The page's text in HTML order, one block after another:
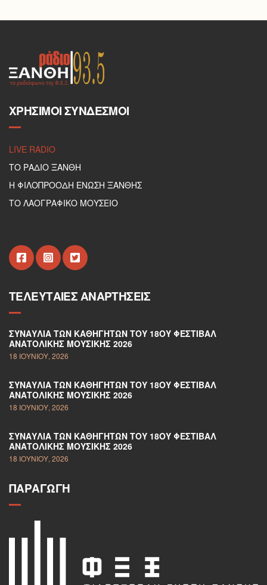
ΧΡΉΣΙΜΟΙ ΣΎΝΔΕΣΜΟΙ
LIVE RADIO
ΤΟ ΡΑΔΙΟ ΞΑΝΘΗ
Η ΦΙΛΟΠΡΟΟΔΗ ΕΝΩΣΗ ΞΑΝΘΗΣ
ΤΟ ΛΑΟΓΡΑΦΙΚΟ ΜΟΥΣΕΙΟ
ΤΕΛΕΥΤΑΊΕΣ ΑΝΑΡΤΉΣΕΙΣ
ΣΥΝΑΥΛΊΑ ΤΩΝ ΚΑΘΗΓΗΤΏΝ ΤΟΥ 18ΟΥ ΦΕΣΤΙΒΆΛ
ΑΝΑΤΟΛΙΚΉΣ ΜΟΥΣΙΚΉΣ 2026
18 ΙΟΥΝΊΟΥ, 2026
ΣΥΝΑΥΛΊΑ ΤΩΝ ΚΑΘΗΓΗΤΏΝ ΤΟΥ 18ΟΥ ΦΕΣΤΙΒΆΛ
ΑΝΑΤΟΛΙΚΉΣ ΜΟΥΣΙΚΉΣ 2026
18 ΙΟΥΝΊΟΥ, 2026
ΣΥΝΑΥΛΊΑ ΤΩΝ ΚΑΘΗΓΗΤΏΝ ΤΟΥ 18ΟΥ ΦΕΣΤΙΒΆΛ
ΑΝΑΤΟΛΙΚΉΣ ΜΟΥΣΙΚΉΣ 2026
18 ΙΟΥΝΊΟΥ, 2026
ΠΑΡΑΓΩΓΉ